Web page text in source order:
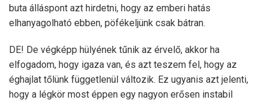
buta álláspont azt hirdetni, hogy az emberi hatás
elhanyagolható ebben, pöfékeljünk csak bátran.
DE! De végképp hülyének tűnik az érvelő, akkor ha
elfogadom, hogy igaza van, és azt teszem fel, hogy az
éghajlat tőlünk függetlenül változik. Ez ugyanis azt jelenti,
hogy a légkör most éppen egy nagyon erősen instabil